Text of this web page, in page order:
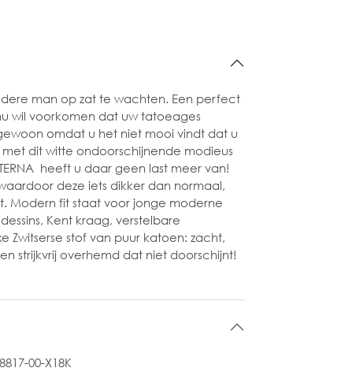
man op zat te wachten. Een perfect
wil voorkomen dat uw tatoeages
omdat u het niet mooi vindt dat u
dit witte ondoorschijnende modieus
heeft u daar geen last meer van!
deze iets dikker dan normaal,
Modern fit staat voor jonge moderne
Kent kraag, verstelbare
Zwitserse stof van puur katoen: zacht,
strijkvrij overhemd dat niet doorschijnt!
8817-00-X18K